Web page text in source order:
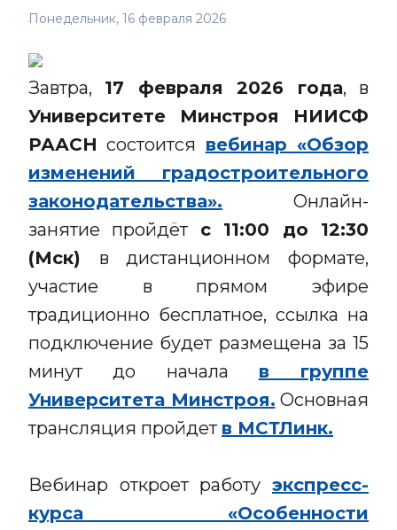
Понедельник, 16 февраля 2026
Завтра, 17 февраля 2026 года, в
Университете Минстроя НИИСФ
РААСН состоится вебинар «Обзор
изменений градостроительного
законодательства». Онлайн-
занятие пройдёт с 11:00 до 12:30
(Мск) в дистанционном формате,
участие в прямом эфире
традиционно бесплатное, ссылка на
подключение будет размещена за 15
минут до начала в группе
Университета Минстроя. Основная
трансляция пройдет в МСТЛинк.
Вебинар откроет работу экспресс-
курса «Особенности